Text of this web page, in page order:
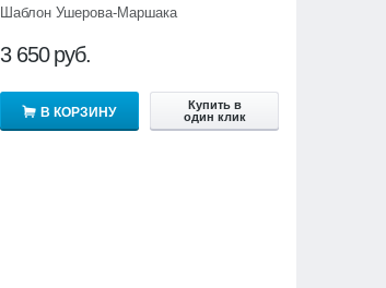
Шаблон Ушерова-Маршака
3 650 руб.
В КОРЗИНУ
Купить в
один клик